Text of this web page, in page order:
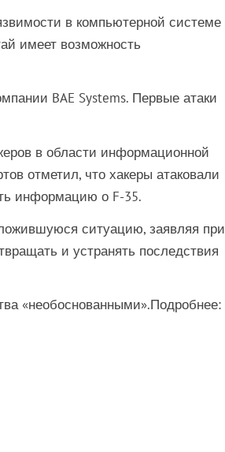
в компьютерной системе
имеет возможность
BAE Systems. Первые атаки
в области информационной
отметил, что хакеры атаковали
информацию о F-35.
ситуацию, заявляя при
и устранять последствия
«необоснованными».Подробнее: